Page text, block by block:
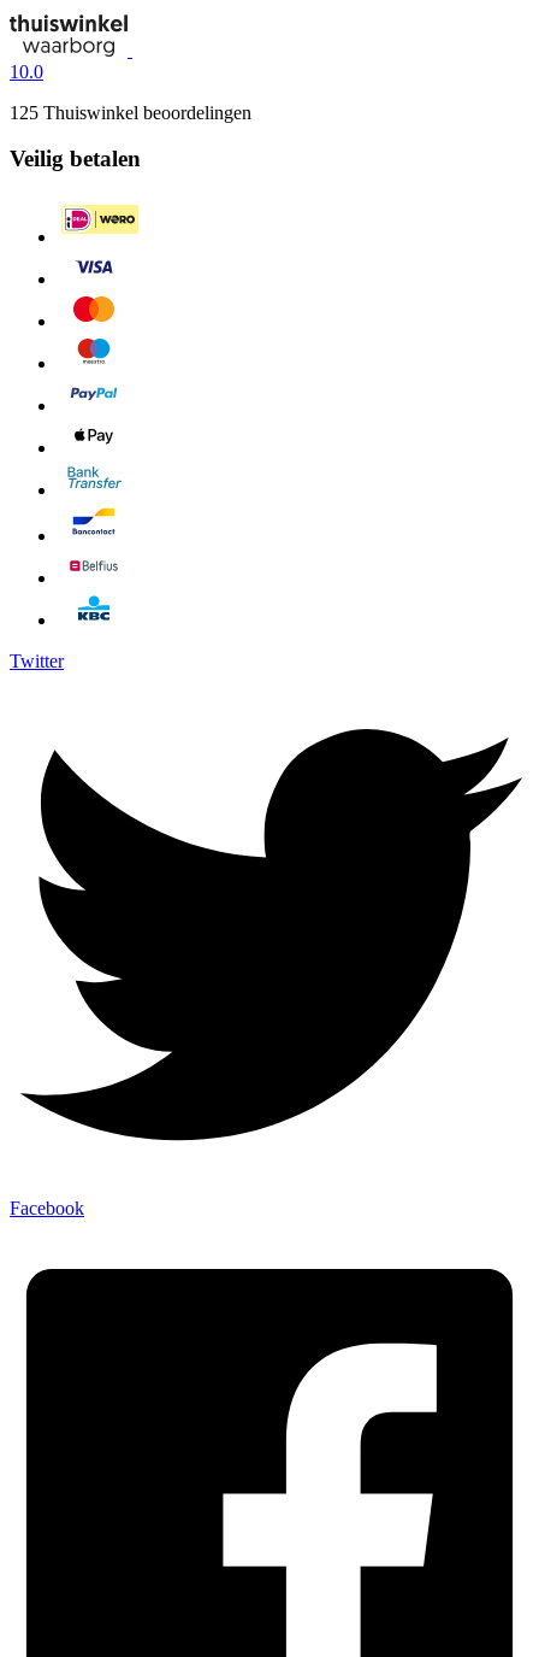
10.0
125 Thuiswinkel beoordelingen
Veilig betalen
Twitter
Facebook